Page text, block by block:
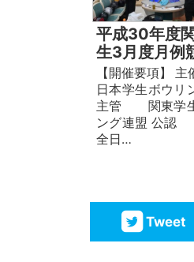
平成30年度
生3月度月例
【開催要項】
日本学生ボウリ
主管 関東学生
ング連盟 公
全日…
Tweet